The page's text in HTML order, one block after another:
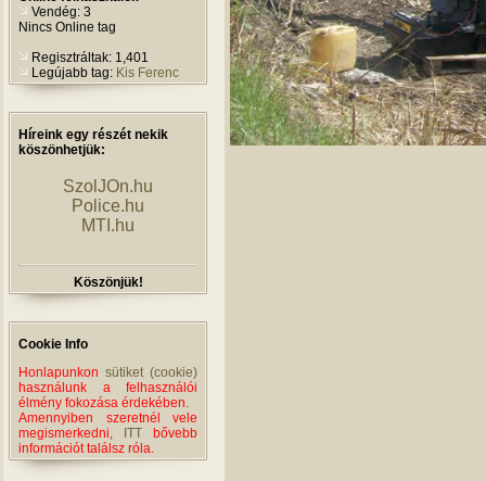
Vendég: 3
Nincs Online tag
Regisztráltak: 1,401
Legújabb tag: Kis Ferenc
Híreink egy részét nekik
köszönhetjük:
SzolJOn.hu
Police.hu
MTI.hu
Köszönjük!
Cookie Info
Honlapunkon sütiket (cookie)
használunk a felhasználói
élmény fokozása érdekében.
Amennyiben szeretnél vele
megismerkedni,
ITT bővebb
információt találsz róla.